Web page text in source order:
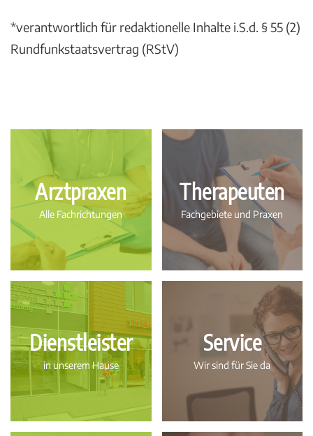
*verantwortlich für redaktionelle Inhalte i.S.d. § 55 (2)
Rundfunkstaatsvertrag (RStV)
Arztpraxen
Alle Fachrichtungen
Therapeuten
Fachgebiete und Praxen
Dienstleister
in unserem Hause
Service
Wir sind für Sie da